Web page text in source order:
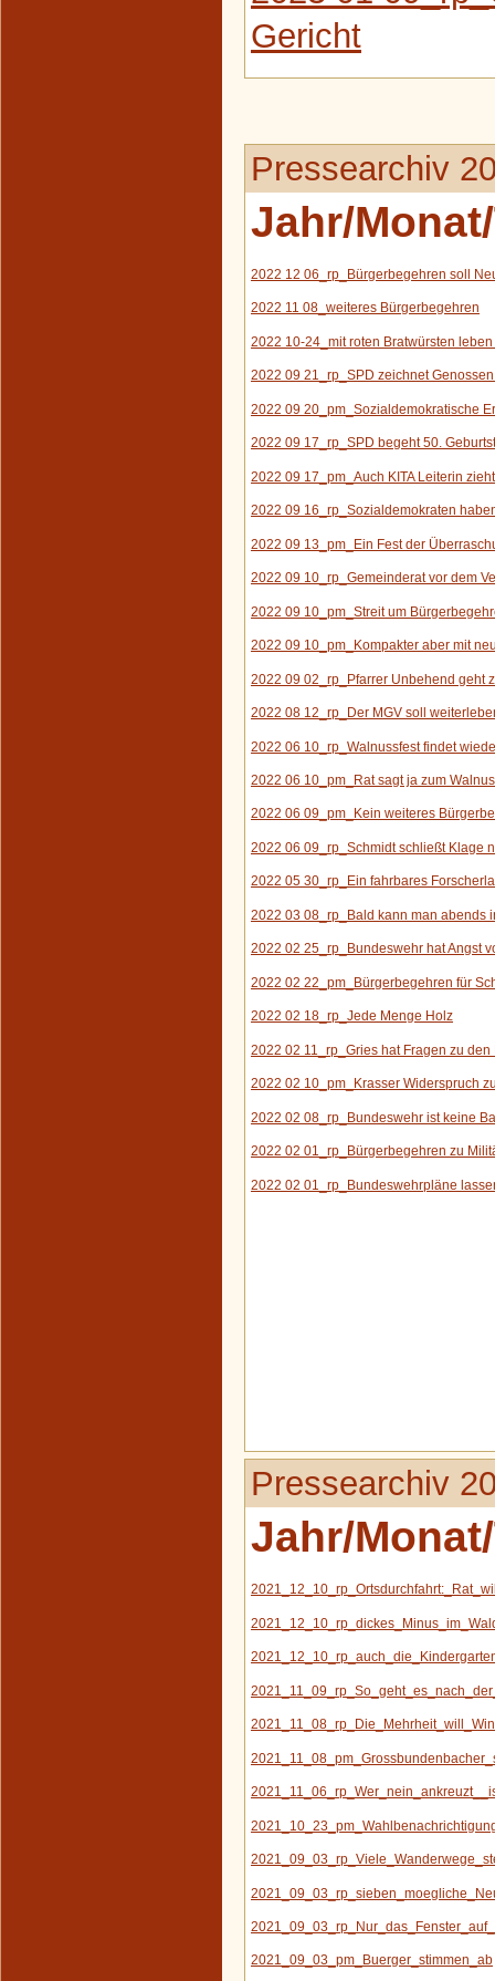
Gericht
Pressearchiv
Jahr/
2022 12 06_rp_Bürgerbegehren soll N
2022 11 08_weiteres Bürgerbegehren
2022 10-24_ mit roten Bratwürsten
2022 09 21_rp_SPD zeichnet
2022 09 20_pm_Sozialdemokratische
2022 09 17_rp_SPD begeht 50.
2022 09 17_pm_Auch KITA Leiterin
2022 09 16_rp_Sozialdemokraten
2022 09 13_pm_Ein Fest der
2022 09 10_rp_Gemeinderat vor dem
2022 09 10_pm_Streit um
2022 09 10_pm_Kompakter aber mit
2022 09 02_rp_Pfarrer Unbehend geht
2022 08 12_rp_Der MGV soll
2022 06 10_rp_Walnussfest findet
2022 06 10_pm_Rat sagt ja zum
2022 06 09_pm_Kein weiteres B
2022 06 09_rp_Schmidt schließt Klage
2022 05 30_rp_Ein fahrbares
2022 03 08_rp_Bald kann man abends
2022 02 25_rp_Bundeswehr hat Angst
2022 02 22_pm_Bürgerbegehren für
2022 02 18_rp_Jede Menge Holz
2022 02 11_rp_Gries hat Fragen zu
2022 02 10_pm_Krasser Widerspruch
2022 02 08_rp_Bundeswehr ist keine
2022 02 01_rp_Bürgerbegehren zu
2022 02 01_rp_Bundeswehrpläne
Pressearchiv
Jahr/
2021_09_03_pm_Buerger_stimmen_ab